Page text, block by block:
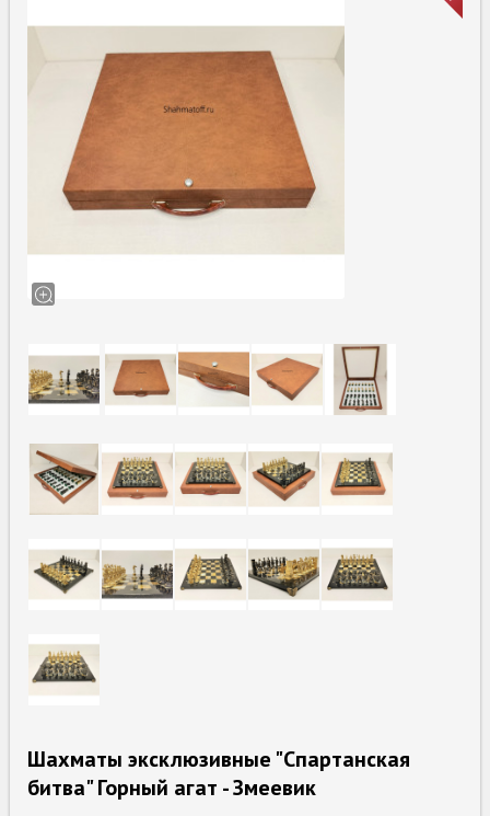
Шахматы эксклюзивные "Спартанская
битва" Горный агат - Змеевик